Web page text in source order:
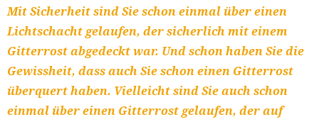
Mit Sicherheit sind Sie schon einmal über einen
Lichtschacht gelaufen, der sicherlich mit einem
Gitterrost abgedeckt war. Und schon haben Sie die
Gewissheit, dass auch Sie schon einen Gitterrost
überquert haben. Vielleicht sind Sie auch schon
einmal über einen Gitterrost gelaufen, der auf